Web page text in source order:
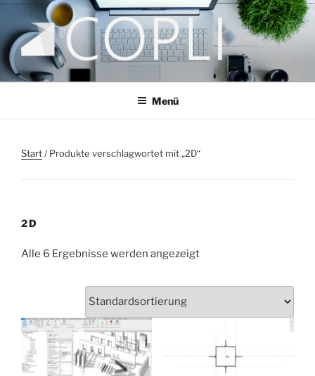
Zum
springen
COPLI CONSULTING
taking better decisions!
Menü
Start/ Produkte verschlagwortet mit „2D“
2D
Alle 6 Ergebnisse werden angezeigt